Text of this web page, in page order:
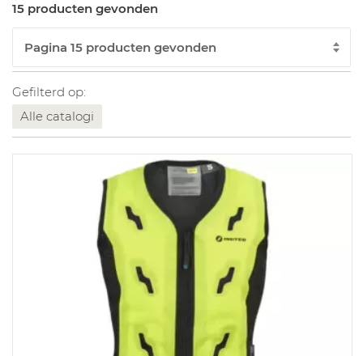
15 producten gevonden
Gefilterd op:
Alle catalogi